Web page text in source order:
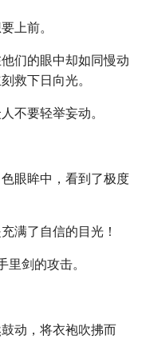
上前。
们的眼中却如同慢动
救下日向光。
不要轻举妄动。
眼眸中，看到了极度
满了自信的目光！
里剑的攻击。
动，将衣袍吹拂而